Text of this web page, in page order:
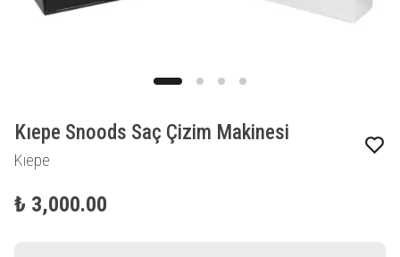
Kıepe
Kıepe Snoods Saç Çizim Makinesi
₺ 3,000.00